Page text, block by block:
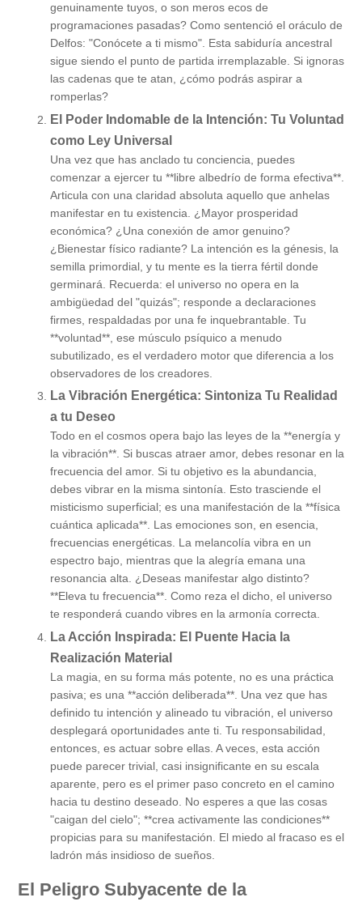
genuinamente tuyos, o son meros ecos de
programaciones pasadas? Como sentenció el oráculo de
Delfos: "Conócete a ti mismo". Esta sabiduría ancestral
sigue siendo el punto de partida irremplazable. Si ignoras
las cadenas que te atan, ¿cómo podrás aspirar a
romperlas?
El Poder Indomable de la Intención: Tu Voluntad
como Ley Universal
Una vez que has anclado tu conciencia, puedes
comenzar a ejercer tu **libre albedrío de forma efectiva**.
Articula con una claridad absoluta aquello que anhelas
manifestar en tu existencia. ¿Mayor prosperidad
económica? ¿Una conexión de amor genuino?
¿Bienestar físico radiante? La intención es la génesis, la
semilla primordial, y tu mente es la tierra fértil donde
germinará. Recuerda: el universo no opera en la
ambigüedad del "quizás"; responde a declaraciones
firmes, respaldadas por una fe inquebrantable. Tu
**voluntad**, ese músculo psíquico a menudo
subutilizado, es el verdadero motor que diferencia a los
observadores de los creadores.
La Vibración Energética: Sintoniza Tu Realidad
a tu Deseo
Todo en el cosmos opera bajo las leyes de la **energía y
la vibración**. Si buscas atraer amor, debes resonar en la
frecuencia del amor. Si tu objetivo es la abundancia,
debes vibrar en la misma sintonía. Esto trasciende el
misticismo superficial; es una manifestación de la **física
cuántica aplicada**. Las emociones son, en esencia,
frecuencias energéticas. La melancolía vibra en un
espectro bajo, mientras que la alegría emana una
resonancia alta. ¿Deseas manifestar algo distinto?
**Eleva tu frecuencia**. Como reza el dicho, el universo
te responderá cuando vibres en la armonía correcta.
La Acción Inspirada: El Puente Hacia la
Realización Material
La magia, en su forma más potente, no es una práctica
pasiva; es una **acción deliberada**. Una vez que has
definido tu intención y alineado tu vibración, el universo
desplegará oportunidades ante ti. Tu responsabilidad,
entonces, es actuar sobre ellas. A veces, esta acción
puede parecer trivial, casi insignificante en su escala
aparente, pero es el primer paso concreto en el camino
hacia tu destino deseado. No esperes a que las cosas
"caigan del cielo"; **crea activamente las condiciones**
propicias para su manifestación. El miedo al fracaso es el
ladrón más insidioso de sueños.
El Peligro Subyacente de la